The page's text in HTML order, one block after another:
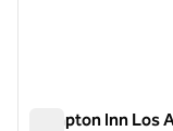
Hampton Inn